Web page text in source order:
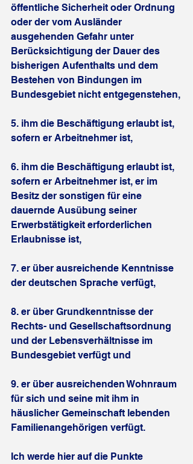
öffentliche Sicherheit oder Ordnung
oder der vom Ausländer
ausgehenden Gefahr unter
Berücksichtigung der Dauer des
bisherigen Aufenthalts und dem
Bestehen von Bindungen im
Bundesgebiet nicht entgegenstehen,
5. ihm die Beschäftigung erlaubt ist,
sofern er Arbeitnehmer ist,
6. ihm die Beschäftigung erlaubt ist,
sofern er Arbeitnehmer ist, er im
Besitz der sonstigen für eine
dauernde Ausübung seiner
Erwerbstätigkeit erforderlichen
Erlaubnisse ist,
7. er über ausreichende Kenntnisse
der deutschen Sprache verfügt,
8. er über Grundkenntnisse der
Rechts- und Gesellschaftsordnung
und der Lebensverhältnisse im
Bundesgebiet verfügt und
9. er über ausreichenden Wohnraum
für sich und seine mit ihm in
häuslicher Gemeinschaft lebenden
Familienangehörigen verfügt.
Ich werde hier auf die Punkte